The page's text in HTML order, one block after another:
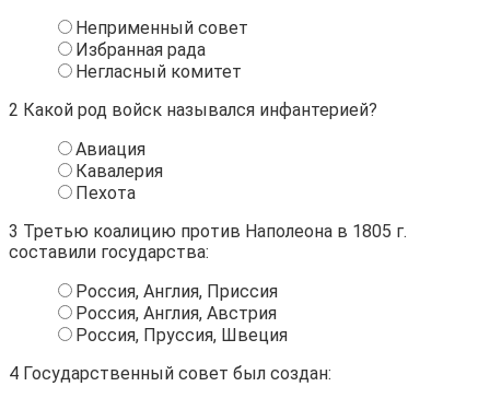
Неприменный совет
Избранная рада
Негласный комитет
2 Какой род войск назывался инфантерией?
Авиация
Кавалерия
Пехота
3 Третью коалицию против Наполеона в 1805 г.
составили государства:
Россия, Англия, Приссия
Россия, Англия, Австрия
Россия, Пруссия, Швеция
4 Государственный совет был создан: